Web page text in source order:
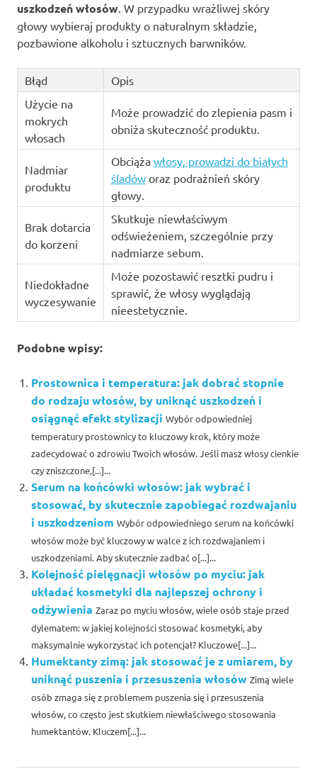
uszkodzeń włosów. W przypadku wrażliwej skóry
głowy wybieraj produkty o naturalnym składzie,
pozbawione alkoholu i sztucznych barwników.
Błąd
Opis
Użycie na
mokrych
włosach
Może prowadzić do zlepienia pasm i
obniża skuteczność produktu.
Nadmiar
produktu
Obciąża włosy, prowadzi do białych
śladóworaz podrażnień skóry
głowy.
Brak dotarcia
do korzeni
Skutkuje niewłaściwym
odświeżeniem, szczególnie przy
nadmiarze sebum.
Niedokładne
wyczesywanie
Może pozostawić resztki pudru i
sprawić, że włosy wyglądają
nieestetycznie.
Podobne wpisy:
Prostownica i temperatura: jak dobrać stopnie
do rodzaju włosów, by uniknąć uszkodzeń i
osiągnąć efekt stylizacji Wybór odpowiedniej
temperatury prostownicy to kluczowy krok, który może
zadecydować o zdrowiu Twoich włosów. Jeśli masz włosy cienkie
czy zniszczone,[...]...
Serum na końcówki włosów: jak wybrać i
stosować, by skutecznie zapobiegać rozdwajaniu
i uszkodzeniom Wybór odpowiedniego serum na końcówki
włosów może być kluczowy w walce z ich rozdwajaniem i
uszkodzeniami. Aby skutecznie zadbać o[...]...
Kolejność pielęgnacji włosów po myciu: jak
układać kosmetyki dla najlepszej ochrony i
odżywienia Zaraz po myciu włosów, wiele osób staje przed
dylematem: w jakiej kolejności stosować kosmetyki, aby
maksymalnie wykorzystać ich potencjał? Kluczowe[...]...
Humektanty zimą: jak stosować je z umiarem, by
uniknąć puszenia i przesuszenia włosów Zimą wiele
osób zmaga się z problemem puszenia się i przesuszenia
włosów, co często jest skutkiem niewłaściwego stosowania
humektantów. Kluczem[...]...